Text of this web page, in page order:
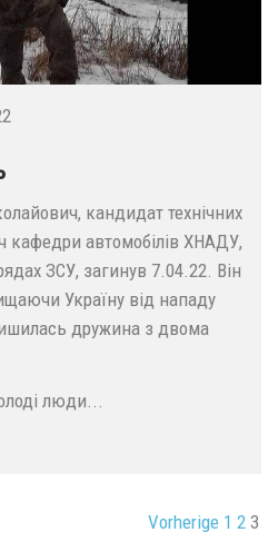
кандидат технічних
кафедри автомобілів ХНАДУ,
ЗСУ, загинув 7.04.22. Він
Україну від нападу
дружина з двома
люди...
Vorherige 1 2 3